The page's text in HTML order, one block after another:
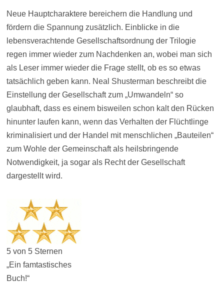
Neue Hauptcharaktere bereichern die Handlung und
fördern die Spannung zusätzlich. Einblicke in die
lebensverachtende Gesellschaftsordnung der Trilogie
regen immer wieder zum Nachdenken an, wobei man sich
als Leser immer wieder die Frage stellt, ob es so etwas
tatsächlich geben kann. Neal Shusterman beschreibt die
Einstellung der Gesellschaft zum „Umwandeln“ so
glaubhaft, dass es einem bisweilen schon kalt den Rücken
hinunter laufen kann, wenn das Verhalten der Flüchtlinge
kriminalisiert und der Handel mit menschlichen „Bauteilen“
zum Wohle der Gemeinschaft als heilsbringende
Notwendigkeit, ja sogar als Recht der Gesellschaft
dargestellt wird.
5 von 5 Sternen
„Ein famtastisches
Buch!“